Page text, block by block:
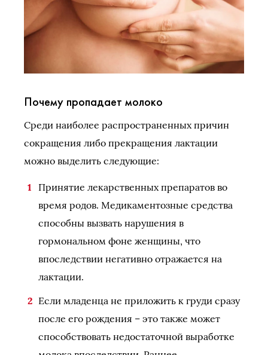
Почему пропадает молоко
Среди наиболее распространенных причин
сокращения либо прекращения лактации
можно выделить следующие:
Принятие лекарственных препаратов во
время родов. Медикаментозные средства
способны вызвать нарушения в
гормональном фоне женщины, что
впоследствии негативно отражается на
лактации.
Если младенца не приложить к груди сразу
после его рождения – это также может
способствовать недостаточной выработке